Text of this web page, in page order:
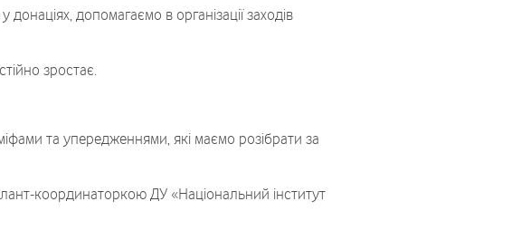
допомагаємо в організації заходів
зростає.
та упередженнями, які маємо розібрати за
координаторкою ДУ «Національний інститут